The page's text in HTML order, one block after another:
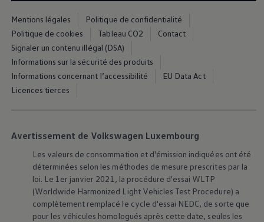
Mentions légales
Politique de confidentialité
Politique de cookies
Tableau CO2
Contact
Signaler un contenu illégal (DSA)
Informations sur la sécurité des produits
Informations concernant l’accessibilité
EU Data Act
Licences tierces
Avertissement de Volkswagen Luxembourg
Les valeurs de consommation et d'émission indiquées ont été
déterminées selon les méthodes de mesure prescrites par la
loi. Le 1er janvier 2021, la procédure d'essai WLTP
(Worldwide Harmonized Light Vehicles Test Procedure) a
complètement remplacé le cycle d'essai NEDC, de sorte que
pour les véhicules homologués après cette date, seules les